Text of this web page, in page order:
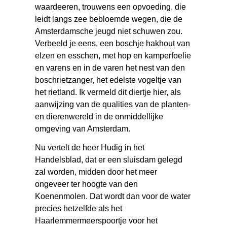
waardeeren, trouwens een opvoeding, die
leidt langs zee bebloemde wegen, die de
Amsterdamsche jeugd niet schuwen zou.
Verbeeld je eens, een boschje hakhout van
elzen en esschen, met hop en kamperfoelie
en varens en in de varen het nest van den
boschrietzanger, het edelste vogeltje van
het rietland. Ik vermeld dit diertje hier, als
aanwijzing van de qualities van de planten-
en dierenwereld in de onmiddellijke
omgeving van Amsterdam.
Nu vertelt de heer Hudig in het
Handelsblad, dat er een sluisdam gelegd
zal worden, midden door het meer
ongeveer ter hoogte van den
Koenenmolen. Dat wordt dan voor de water
precies hetzelfde als het
Haarlemmermeerspoortje voor het